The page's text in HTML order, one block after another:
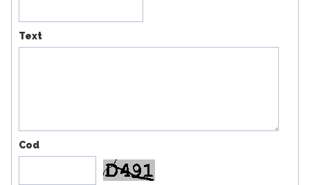
Text
Cod